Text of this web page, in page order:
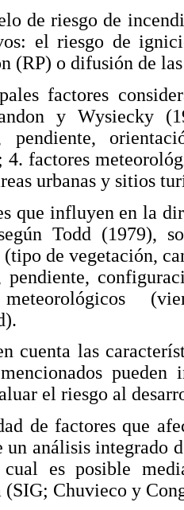
de riesgo de
el riesgo de
(RP) o difusión de
factores
y Wysiecky
pendiente,
4. factores
urbanas y sitios
que influyen en la
Todd (1979),
de vegetación,
pendiente,
cuenta las
el riesgo al
de factores que
un análisis integrado
es posible
(SIG; Chuvieco y